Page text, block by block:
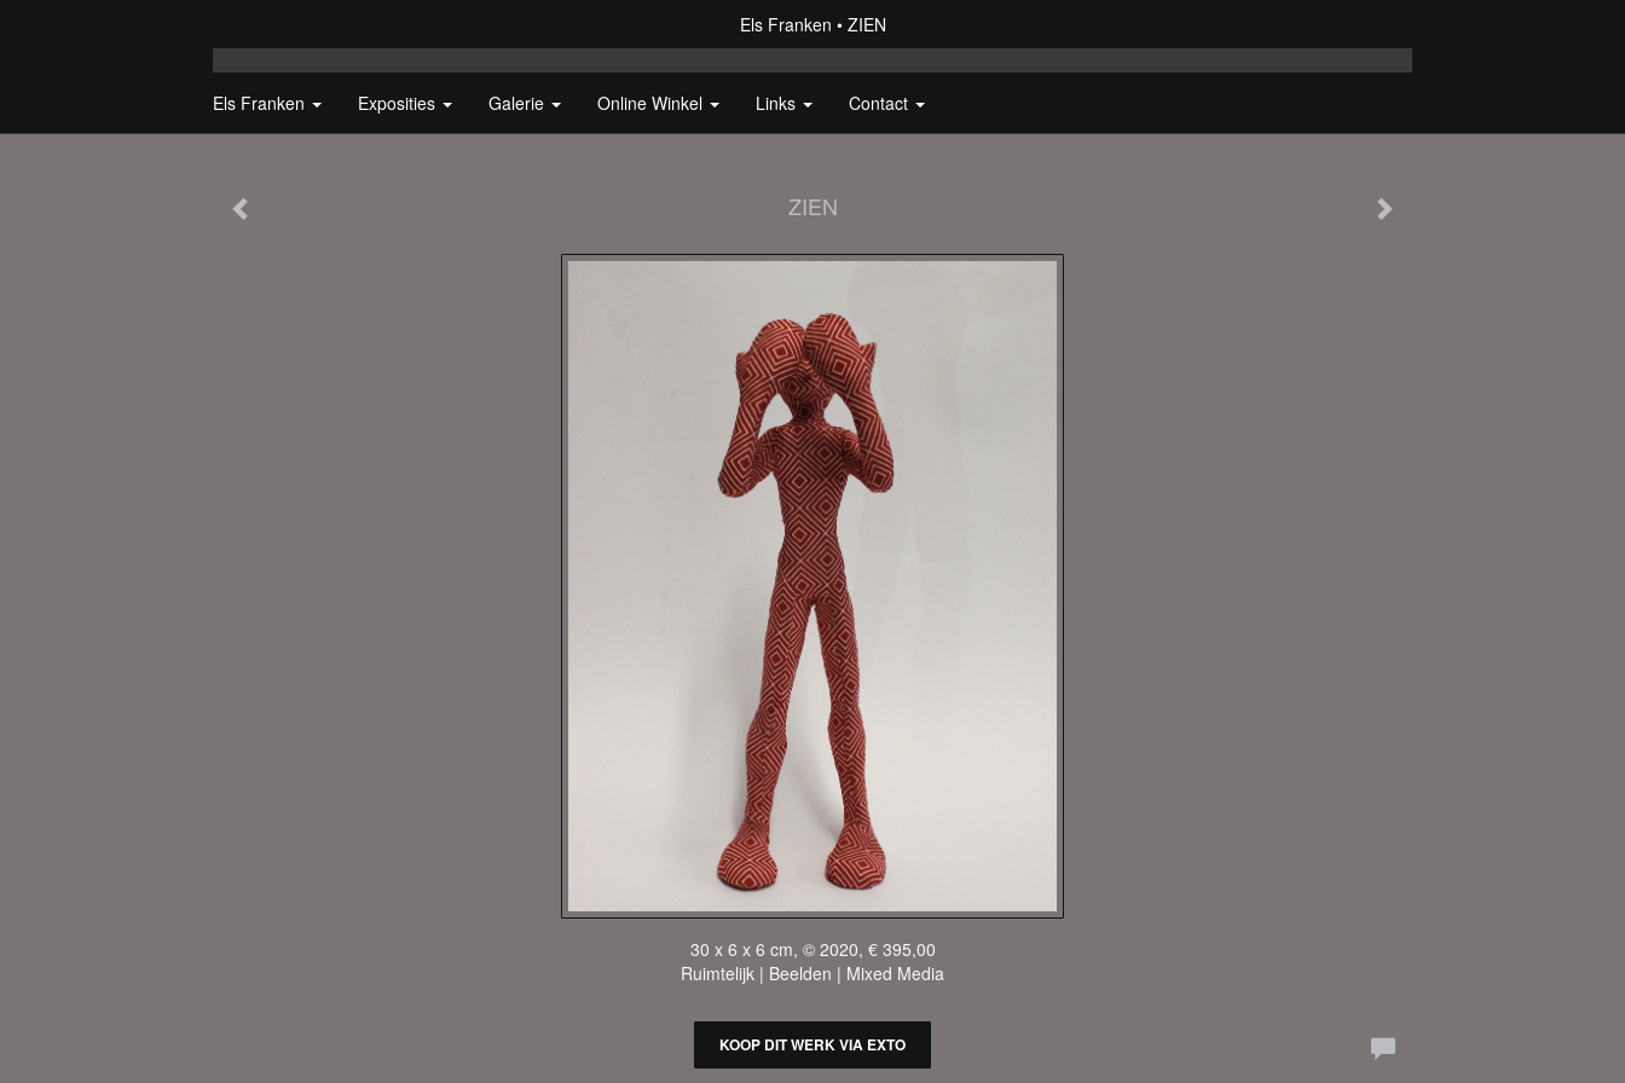
Els Franken ZIEN
Els Franken Exposities Galerie Online Winkel Links Contact
ZIEN
30 x 6 x 6 cm, © 2020, € 395,00
Ruimtelijk | Beelden | Mixed Media
KOOP DIT WERK VIA EXTO